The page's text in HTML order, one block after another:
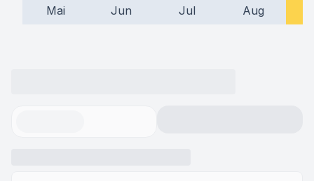
Mai Jun Jul Aug